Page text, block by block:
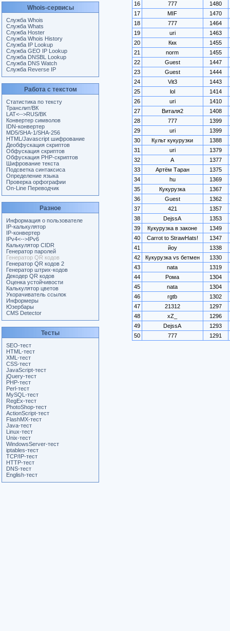
Whois-сервисы
Служба Whois
Служба Whats
Служба Hoster
Служба Whois History
Служба IP Lookup
Служба GEO IP Lookup
Служба DNSBL Lookup
Служба DNS Watch
Служба Reverse IP
Работа с текстом
Статистика по тексту
Транслит/ВК
LAT<-->RUS/ВК
Конвертер символов
IDN-конвертер
MD5/SHA-1/SHA-256
HTML/Javascript шифрование
Деобфускация скриптов
Обфускация скриптов
Обфускация PHP-скриптов
Шифрование текста
Подсветка синтаксиса
Определение языка
Проверка орфографии
On-Line Переводчик
Разное
Информация о пользователе
IP-калькулятор
IP-конвертер
IPv4<-->IPv6
Калькулятор CIDR
Генератор паролей
Генератор QR кодов
Генератор QR кодов 2
Генератор штрих-кодов
Декодер QR кодов
Оценка устойчивости
Калькулятор цветов
Укорачиватель ссылок
Информеры
Юзербары
CMS Detector
Тесты
SEO-тест
HTML-тест
XML-тест
CSS-тест
JavaScript-тест
jQuery-тест
PHP-тест
Perl-тест
MySQL-тест
RegEx-тест
PhotoShop-тест
ActionScript-тест
FlashMX-тест
Java-тест
Linux-тест
Unix-тест
WindowsServer-тест
iptables-тест
TCP/IP-тест
HTTP-тест
DNS-тест
English-тест
16
777
1480
17
MIF
1470
18
777
1464
19
uri
1463
20
Ккк
1455
21
norm
1455
22
Guest
1447
23
Guest
1444
24
Vit3
1443
25
lol
1414
26
uri
1410
27
Виталя2
1408
28
777
1399
29
uri
1399
30
Культ кукурузки
1388
31
uri
1379
32
А
1377
33
Артём Таран
1375
34
hu
1369
35
Кукурузка
1367
36
Guest
1362
37
421
1357
38
DejssA
1353
39
Кукурузка в законе
1349
40
Carrot to StrawHats!
1347
41
йоу
1338
42
Кукурузка vs бетмен
1330
43
nata
1319
44
Рома
1304
45
nata
1304
46
rgtb
1302
47
21312
1297
48
xZ_
1296
49
DejssA
1293
50
777 1291